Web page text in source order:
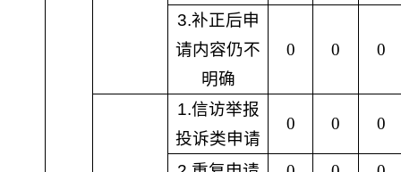
3.补正后申
请内容仍不
明确
0 0 0
1.信访举报
投诉类申请
0 0 0